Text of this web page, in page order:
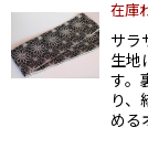
在庫
サラ
生地
す。
り、
める